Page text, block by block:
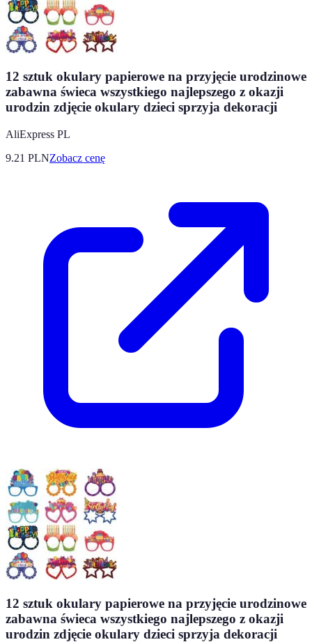
12 sztuk okulary papierowe na przyjęcie urodzinowe
zabawna świeca wszystkiego najlepszego z okazji
urodzin zdjęcie okulary dzieci sprzyja dekoracji
AliExpress PL
9.21 PLNZobacz cenę
12 sztuk okulary papierowe na przyjęcie urodzinowe
zabawna świeca wszystkiego najlepszego z okazji
urodzin zdjęcie okulary dzieci sprzyja dekoracji